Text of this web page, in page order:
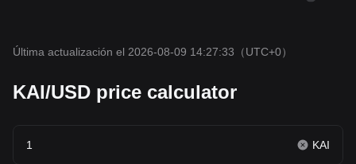
Última actualización el 2026-08-09 14:27:33 （UTC+0）
KAI/USD price calculator
KAI